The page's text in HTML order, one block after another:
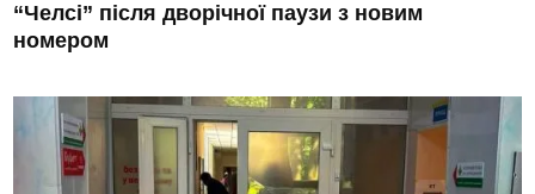
“Челсі” після дворічної паузи з новим
номером